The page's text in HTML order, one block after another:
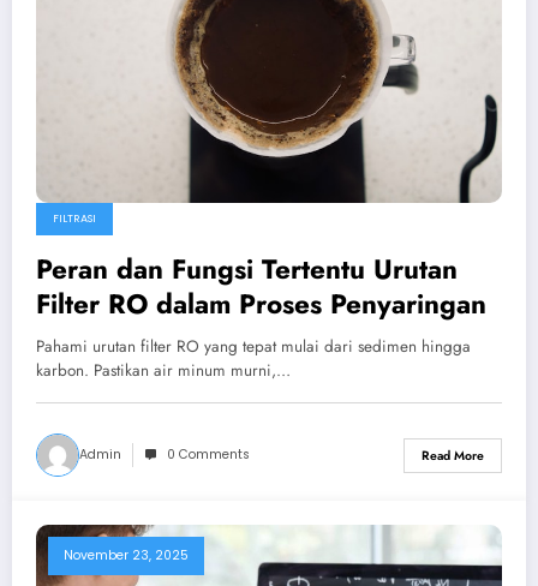
FILTRASI
Peran dan Fungsi Tertentu Urutan
Filter RO dalam Proses Penyaringan
Pahami urutan filter RO yang tepat mulai dari sedimen hingga
karbon. Pastikan air minum murni,…
Admin 0 Comments Read More
November 23, 2025